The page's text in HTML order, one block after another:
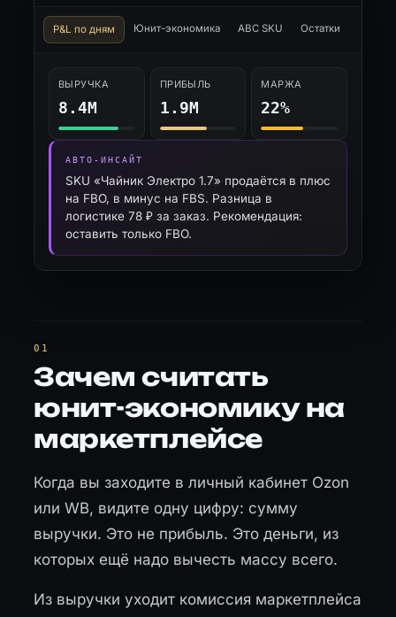
P&L по дням Юнит-экономика ABC SKU Остатки
ВЫРУЧКА
8.4М
ПРИБЫЛЬ
1.9М
МАРЖА
22%
АВТО-ИНСАЙТ
SKU «Чайник Электро 1.7» продаётся в плюс
на FBO, в минус на FBS. Разница в
логистике 78 ₽ за заказ. Рекомендация:
оставить только FBO.
Зачем считать
юнит-экономику на
маркетплейсе
Когда вы заходите в личный кабинет Ozon
или WB, видите одну цифру: сумму
выручки. Это не прибыль. Это деньги, из
которых ещё надо вычесть массу всего.
Из выручки уходит комиссия маркетплейса